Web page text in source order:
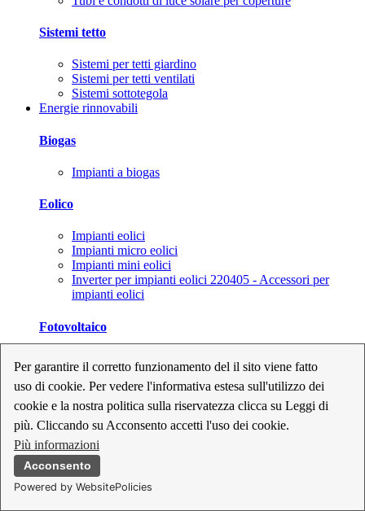
Per garantire il corretto funzionamento del il sito viene fatto
uso di cookie. Per vedere l'informativa estesa sull'utilizzo dei
cookie e la nostra politica sulla riservatezza clicca su Leggi di
più. Cliccando su Acconsento accetti l'uso dei cookie.
Più informazioni
Acconsento
Powered by WebsitePolicies
Sistemi tetto
Sistemi per tetti giardino
Sistemi per tetti ventilati
Sistemi sottotegola
Energie rinnovabili
Biogas
Impianti a biogas
Eolico
Impianti eolici
Impianti micro eolici
Impianti mini eolici
Inverter per impianti eolici 220405 - Accessori per
impianti eolici
Fotovoltaico
Inverter per impianti fotovoltaici
Kit per impianti fotovoltaici
Moduli fotovoltaici
Sistemi di monitoraggio per impianti fotovoltaici
Strumenti di collaudo e configurazione per impianti
fotovoltaici
Supporti per impianti fotovoltaici
Geotermia